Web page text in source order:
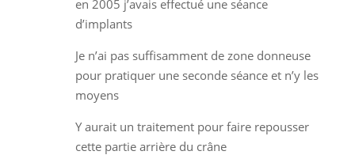
en 2005 j’avais effectué une séance
d’implants
Je n’ai pas suffisamment de zone donneuse
pour pratiquer une seconde séance et n’y les
moyens
Y aurait un traitement pour faire repousser
cette partie arrière du crâne